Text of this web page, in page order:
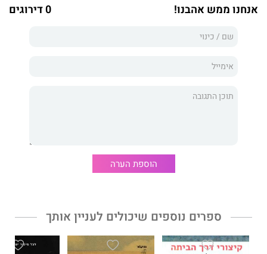
אצבעותיו בנה אימפריה כלכלית. בעזרת חוש עסקי נפלא, יצר יזמות
הוא התקדם מעסקה לעסקה ומרכישה לרכישה, עד שהגשים את
"אלבר" ו"הכשרה חברה לביטוח".
ריח הגויאבותהוא מתאר בשפה ציורית ועשירה את הדרך הארוכה
בפריפריה או מעיר גדולה במרכז: אתם יכולים. אם תרצו, אם תהיו
מוכנים ללמוד ולעבוד קשה, בשום שכל, בקור רוח, בנחישות ובצניעות
– תוכלו להצליח".
אנחנו ממש אהבנו! 0 דירוגים
הוספת הערה
ספרים נוספים שיכולים לעניין אותך